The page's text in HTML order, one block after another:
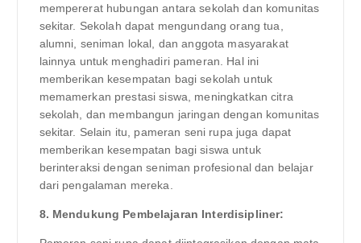
mempererat hubungan antara sekolah dan komunitas
sekitar. Sekolah dapat mengundang orang tua,
alumni, seniman lokal, dan anggota masyarakat
lainnya untuk menghadiri pameran. Hal ini
memberikan kesempatan bagi sekolah untuk
memamerkan prestasi siswa, meningkatkan citra
sekolah, dan membangun jaringan dengan komunitas
sekitar. Selain itu, pameran seni rupa juga dapat
memberikan kesempatan bagi siswa untuk
berinteraksi dengan seniman profesional dan belajar
dari pengalaman mereka.
8. Mendukung Pembelajaran Interdisipliner: